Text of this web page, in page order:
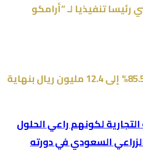
تنفيذيا لـ “أرامكو
أرباح “بلدي” ترتفع 85.5% إلى 12.4 مليون ريال بنهاية
لكونهم راعي الحلول
السعودي في دورته